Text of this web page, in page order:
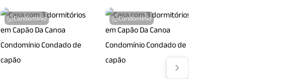
Condomínio Condomínio